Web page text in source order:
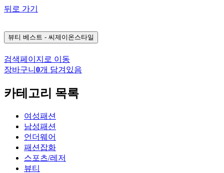
뒤로 가기
뷰티 베스트 - 씨제이온스타일
검색페이지로 이동
장바구니 0개 담겨있음
카테고리 목록
여성패션
남성패션
언더웨어
패션잡화
스포츠/레저
뷰티